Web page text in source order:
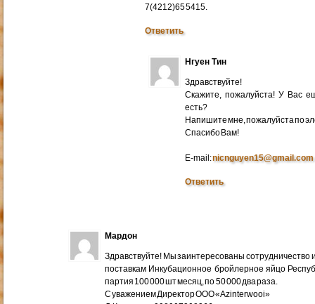
7(4212)65 5415.
Ответить
Нгуен Тин
Здравствуйте!
Скажите, пожалуйста! У Вас
есть?
Напишите мне, пожалуйста по
Cпасибо Вам!
E-mail:nicnguyen15@gmail.com
Ответить
Мардон
Здравствуйте! Мы заинтересованы сотрудничество
поставкам Инкубационное бройлерное яйцо
партия 100 000 шт месяц, по 50 000 два раза.
С уважением Директор ООО «Azinterwooi»